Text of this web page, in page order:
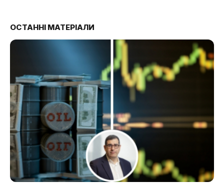
ОСТАННІ МАТЕРІАЛИ